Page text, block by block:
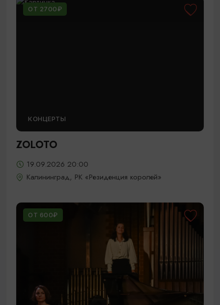
ОТ 2700₽
КОНЦЕРТЫ
ZOLOTO
19.09.2026 20:00
Калининград, РК «Резиденция королей»
ОТ 600₽